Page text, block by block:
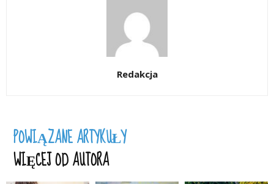
Redakcja
POWIĄZANE ARTYKUŁY
WIĘCEJ OD AUTORA